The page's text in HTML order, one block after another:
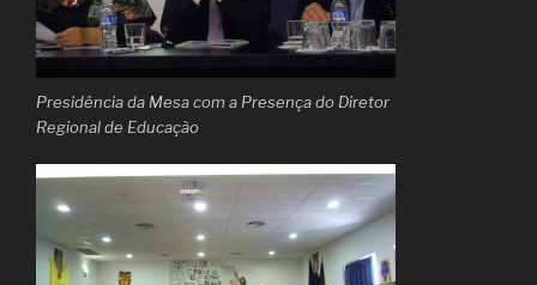
Presidência da Mesa com a Presença do Diretor
Regional de Educação